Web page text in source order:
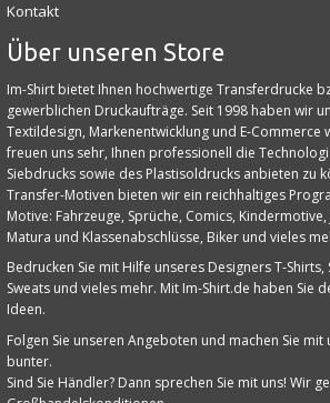
Kontakt
Über unseren Store
Im-Shirt bietet Ihnen hochwertige Transferdrucke
gewerblichen Druckaufträge. Seit 1998 haben wir
Textildesign, Markenentwicklung und E‑Commerce
freuen uns sehr, Ihnen professionell die
Siebdrucks sowie des Plastisoldrucks anbieten zu
Transfer-Motiven bieten wir ein reichhaltiges
Motive: Fahrzeuge, Sprüche, Comics,
Matura und Klassenabschlüsse, Biker und vieles
Bedrucken Sie mit Hilfe unseres Designers T-
Sweats und vieles mehr. Mit Im-Shirt.de haben Sie
Ideen.
Folgen Sie unseren Angeboten und machen Sie mit
bunter.
Sind Sie Händler? Dann sprechen Sie mit uns! Wir